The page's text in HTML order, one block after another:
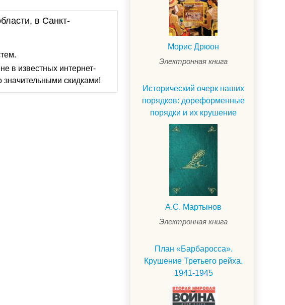
в Санкт-
в известных интернет-
скидками!
Морис Дрюон
Электронная книга
Исторический очерк наших
порядков: дореформенные
порядки и их крушение
А.С. Мартынов
Электронная книга
План «Барбаросса».
Крушение Третьего рейха.
1941-1945